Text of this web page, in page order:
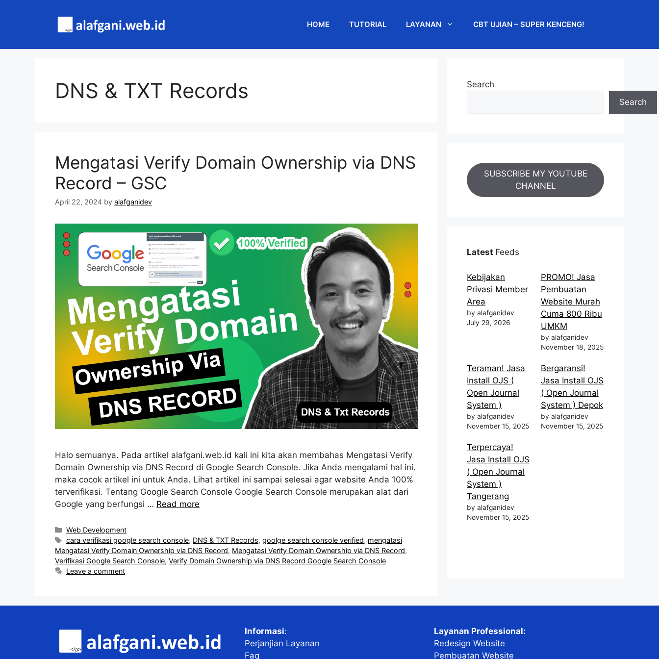
HOME TUTORIAL LAYANAN CBT UJIAN – SUPER KENCENG!
DNS & TXT Records
Mengatasi Verify Domain Ownership via DNS
Record – GSC
April 22, 2024 by alafganidev
Halo semuanya. Pada artikel alafgani.web.id kali ini kita akan membahas Mengatasi Verify
Domain Ownership via DNS Record di Google Search Console. Jika Anda mengalami hal ini.
maka cocok artikel ini untuk Anda. Lihat artikel ini sampai selesai agar website Anda 100%
terverifikasi. Tentang Google Search Console Google Search Console merupakan alat dari
Google yang berfungsi … Read more
Categories
Web Development
Tags
cara verifikasi google search console, DNS & TXT Records,goolge search console verified, mengatasi
Mengatasi Verify Domain Ownership via DNS Record, Mengatasi Verify Domain Ownership via DNS Record,
Verifikasi Google Search Console, Verify Domain Ownership via DNS Record Google Search Console
Leave a comment
Search
Search
SUBSCRIBE MY YOUTUBE
CHANNEL
Latest Feeds
Kebijakan
Privasi Member
Area
by alafganidev
July 29, 2026
PROMO! Jasa
Pembuatan
Website Murah
Cuma 800 Ribu
UMKM
by alafganidev
November 18, 2025
Teraman! Jasa
Install OJS (
Open Journal
System )
by alafganidev
November 15, 2025
Bergaransi!
Jasa Install OJS
( Open Journal
System ) Depok
by alafganidev
November 15, 2025
Terpercaya!
Jasa Install OJS
( Open Journal
System )
Tangerang
by alafganidev
November 15, 2025
Informasi:
Perjanjian Layanan
Faq
Layanan Professional:
Redesign Website
Pembuatan Website